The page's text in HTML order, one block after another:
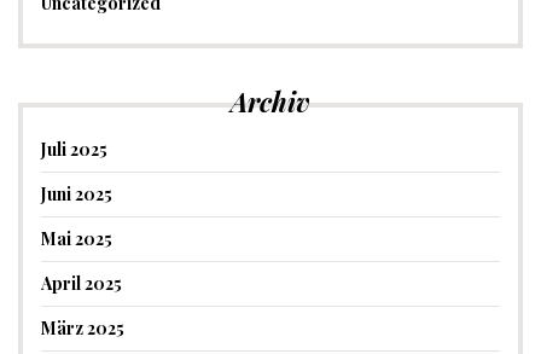
Archiv
Juli 2025
Juni 2025
Mai 2025
April 2025
März 2025